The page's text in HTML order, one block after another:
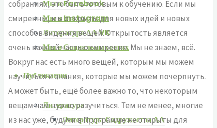
Мы в Facebook
Мы в Instagram
Литература АА VK
Мы в Социальных сетях
Публикации
Литература
Литература Содружества АА
собраниях, это быть готовым к обучению. Если мы
смиренны, мы открыты для новых идей и новых
способов видения вещей. Открытость является
очень важной частью смирения. Мы не знаем, всё.
Вокруг нас есть много вещей, которым мы можем
научиться и знания, которые мы можем почерпнуть.
А может быть, ещё более важно то, что некоторым
вещам нам нужно разучиться. Тем не менее, многие
из нас уже, будучи в Программе не открыты для